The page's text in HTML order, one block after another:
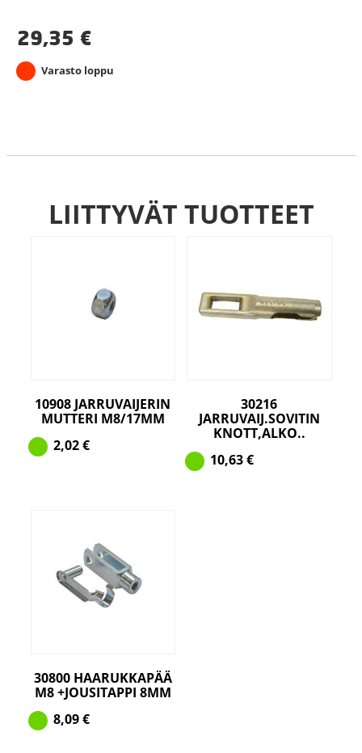
29,35 €
Varasto loppu
LIITTYVÄT TUOTTEET
10908 JARRUVAIJERIN
MUTTERI M8/17MM
2,02€
30216
JARRUVAIJ.SOVITIN
KNOTT,ALKO..
10,63€
30800 HAARUKKAPÄÄ
M8 +JOUSITAPPI 8MM
8,09€